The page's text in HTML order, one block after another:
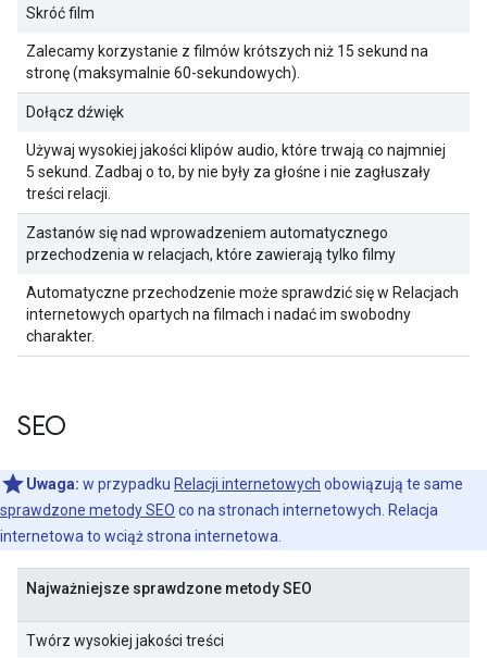
Skróć film
Zalecamy korzystanie z filmów krótszych niż 15 sekund na
stronę (maksymalnie 60-sekundowych).
Dołącz dźwięk
Używaj wysokiej jakości klipów audio, które trwają co najmniej
5 sekund. Zadbaj o to, by nie były za głośne i nie zagłuszały
treści relacji.
Zastanów się nad wprowadzeniem automatycznego
przechodzenia w relacjach, które zawierają tylko filmy
Automatyczne przechodzenie może sprawdzić się w Relacjach
internetowych opartych na filmach i nadać im swobodny
charakter.
SEO
Uwaga: w przypadku Relacji internetowych obowiązują te same
sprawdzone metody SEO co na stronach internetowych. Relacja
internetowa to wciąż strona internetowa.
Najważniejsze sprawdzone metody SEO
Twórz wysokiej jakości treści